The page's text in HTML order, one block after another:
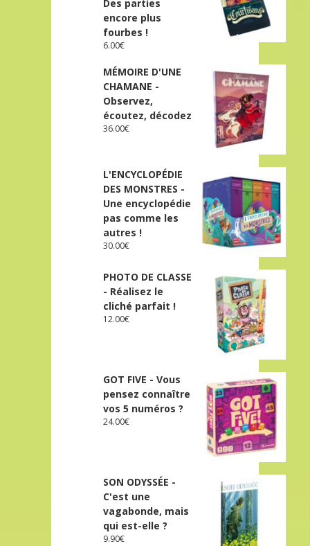
Des parties
encore plus
fourbes !
6.00€
MÉMOIRE D'UNE
CHAMANE -
Observez,
écoutez, décodez
36.00€
L'ENCYCLOPÉDIE
DES MONSTRES -
Une encyclopédie
pas comme les
autres !
30.00€
PHOTO DE CLASSE
- Réalisez le
cliché parfait !
12.00€
GOT FIVE - Vous
pensez connaître
vos 5 numéros ?
24.00€
SON ODYSSÉE -
C'est une
vagabonde, mais
qui est-elle ?
9.90€